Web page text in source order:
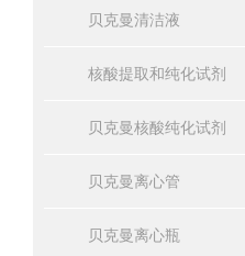
贝克曼清洁液
核酸提取和纯化试剂
贝克曼核酸纯化试剂
贝克曼离心管
贝克曼离心瓶